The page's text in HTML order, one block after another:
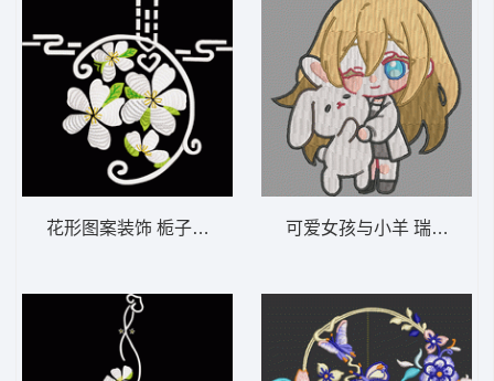
花形图案装饰 栀子花团纹 可爱女孩与小羊 瑞吉尔 卡